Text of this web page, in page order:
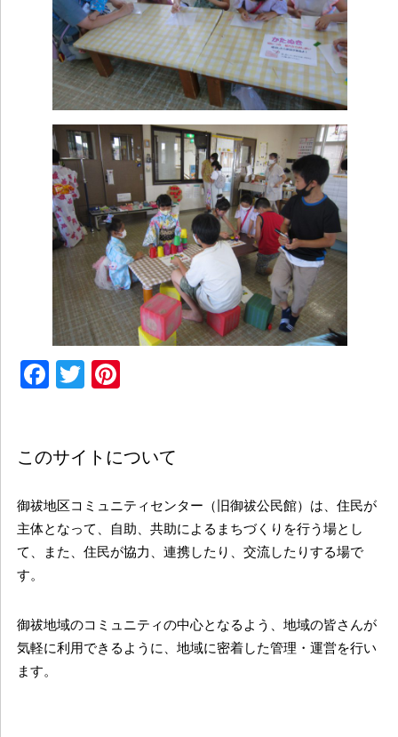
Facebook
Twitter
このサイトについて
御祓地区コミュニティセンター（旧御祓公民館）は、住民が
主体となって、自助、共助によるまちづくりを行う場とし
て、また、住民が協力、連携したり、交流したりする場で
す。
御祓地域のコミュニティの中心となるよう、地域の皆さんが
気軽に利用できるように、地域に密着した管理・運営を行い
ます。